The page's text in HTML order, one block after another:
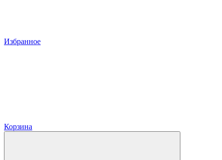
Избранное
Корзина